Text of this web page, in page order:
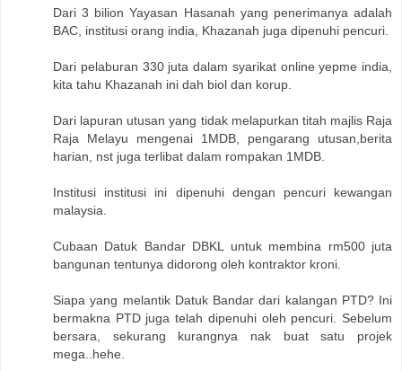
Dari 3 bilion Yayasan Hasanah yang penerimanya adalah
BAC, institusi orang india, Khazanah juga dipenuhi pencuri.
Dari pelaburan 330 juta dalam syarikat online yepme india,
kita tahu Khazanah ini dah biol dan korup.
Dari lapuran utusan yang tidak melapurkan titah majlis Raja
Raja Melayu mengenai 1MDB, pengarang utusan,berita
harian, nst juga terlibat dalam rompakan 1MDB.
Institusi institusi ini dipenuhi dengan pencuri kewangan
malaysia.
Cubaan Datuk Bandar DBKL untuk membina rm500 juta
bangunan tentunya didorong oleh kontraktor kroni.
Siapa yang melantik Datuk Bandar dari kalangan PTD? Ini
bermakna PTD juga telah dipenuhi oleh pencuri. Sebelum
bersara, sekurang kurangnya nak buat satu projek
mega..hehe.